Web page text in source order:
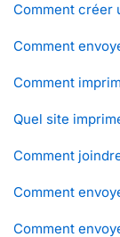
Comment créer
Comment
Comment
Quel site
Comment
Comment
Comment